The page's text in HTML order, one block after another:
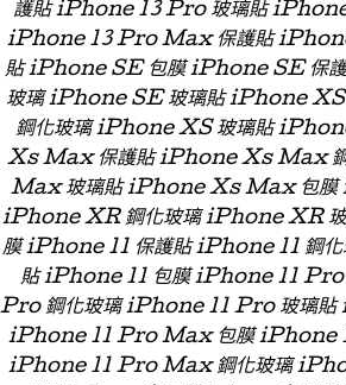
護貼 iPhone 13 Pro 玻璃貼
iPhone 13 Pro Max 保護貼
貼 iPhone SE 包膜 iPhone SE 保
玻璃 iPhone SE 玻璃貼 iPhone
鋼化玻璃 iPhone XS 玻璃貼
Xs Max 保護貼 iPhone Xs Max
Max 玻璃貼 iPhone Xs Max 包膜
iPhone XR 鋼化玻璃 iPhone XR
膜 iPhone 11 保護貼 iPhone 11 鋼
貼 iPhone 11 包膜 iPhone 11 Pro
Pro 鋼化玻璃 iPhone 11 Pro 玻璃
iPhone 11 Pro Max 包膜 iPhone
iPhone 11 Pro Max 鋼化玻璃